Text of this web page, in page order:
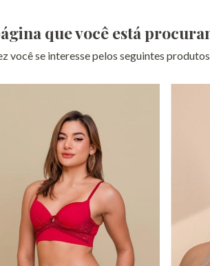
que você está
você se interesse pelos seguintes